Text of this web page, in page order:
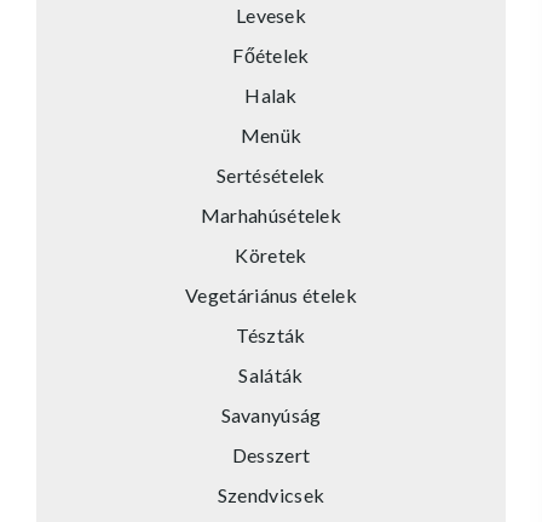
Levesek
Főételek
Halak
Menük
Sertésételek
Marhahúsételek
Köretek
Vegetáriánus ételek
Tészták
Saláták
Savanyúság
Desszert
Szendvicsek